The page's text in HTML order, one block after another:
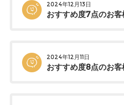
2024年12月13日
おすすめ度7点のお客
2024年12月11日
おすすめ度8点のお客